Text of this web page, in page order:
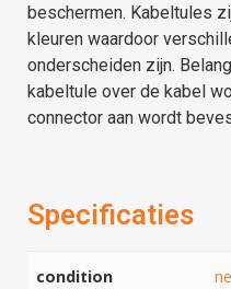
beschermen. Kabeltules
kleuren waardoor
onderscheiden zijn.
kabeltule over de kabel
connector aan wordt
Specificaties
condition